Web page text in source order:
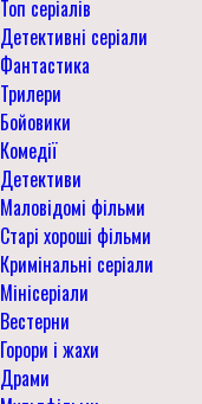
Топ серіалів
Детективні серіали
Фантастика
Трилери
Бойовики
Комедії
Детективи
Маловідомі фільми
Старі хороші фільми
Кримінальні серіали
Мінісеріали
Вестерни
Горори і жахи
Драми